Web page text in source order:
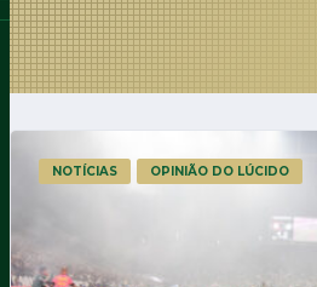
NOTÍCIAS OPINIÃO DO LÚCIDO